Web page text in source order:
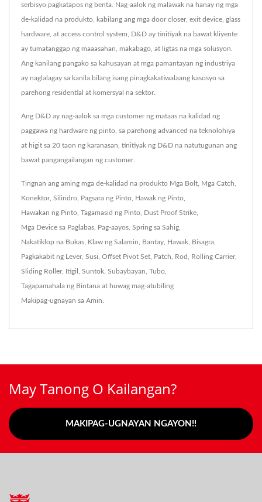
serbisyo pagkatapos ng benta. Nag-aalok ng malawak na hanay ng mga
de-kalidad na produkto, kabilang ang mga door closer, exit device, glass
hardware, at access control system, D&D ay tinitiyak na bawat kliyente
ay tumatanggap ng maaasahan, makabago, at ligtas na mga solusyon.
Ang kanilang pangako sa kahusayan at mga pamantayan ng industriya
ay naglalagay sa kanila bilang isang pinagkakatiwalaang kasosyo sa
parehong residential at komersyal na sektor.
Ang D&D ay nag-aalok sa mga customer ng mataas na kalidad ng
paggawa ng hardware ng pinto, sa parehong advanced na teknolohiya
at higit sa 20 taon ng karanasan, tinitiyak ng D&D na natutugunan ang
bawat pangangailangan ng customer.
Tingnan ang aming mga de-kalidad na produkto Mga Bolt Mga Catch
Konektor, Silindro Pagsara ng Pinto Hawak ng Pinto
Hawakan ng Pinto Tagamasid ng Pinto Dust Proof Strike
Mga Device sa Paglabas Pag-aayos Spring sa Sahig
Nakatiklop na Bukas Klaw ng Salamin Bantay Hawak Bisagra
Pagkakabit ng Lever, Susi Offset Pivot Set Patch Rod Rolling Carrier,
Sliding Roller, Itigil Suntok Subaybayan Tubo
Tagapamahala ng Bintana at huwag mag-atubiling
Makipag-ugnayan sa Amin
May Tanong O Kailangan?
MAKIPAG-UGNAYAN NGAYON!!